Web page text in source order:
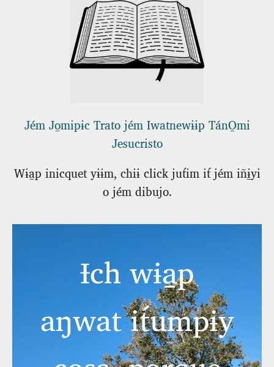
Jém Jo̱mipɨc Trato jém Iwatnewɨɨp TánO̱mi
Jesucristo
Wɨa̱p inicquet yɨɨm, chiɨ click jut́im it́ jém iñɨ̱yi
o jém dibujo.
Ɨch wɨa̱p
aŋwat it́umpɨy